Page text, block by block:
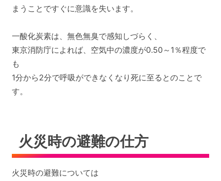
まうことですぐに意識を失います。
一酸化炭素は、無色無臭で感知しづらく、
東京消防庁によれば、空気中の濃度が0.50～1％程度で
も
1分から2分で呼吸ができなくなり死に至るとのことで
す。
火災時の避難の仕方
火災時の避難については